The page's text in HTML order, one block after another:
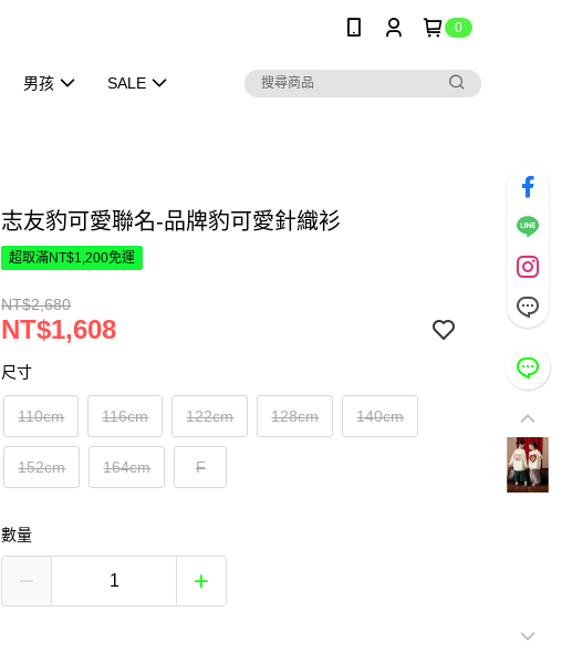
0
男孩 SALE
志友豹可愛聯名-品牌豹可愛針織衫
超取滿NT$1,200免運
NT$2,680
NT$1,608
尺寸
110cm 116cm 122cm 128cm 140cm
152cm 164cm F
數量